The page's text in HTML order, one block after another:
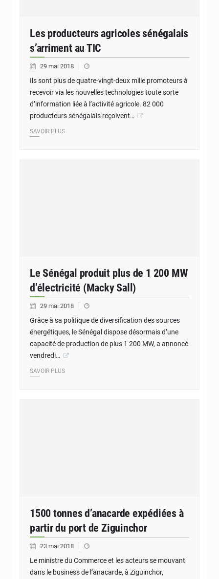
Les producteurs agricoles sénégalais
s’arriment au TIC
29 mai 2018
Ils sont plus de quatre-vingt-deux mille promoteurs à
recevoir via les nouvelles technologies toute sorte
d’information liée à l’activité agricole. 82 000
producteurs sénégalais reçoivent…
SAVOIR PLUS
Le Sénégal produit plus de 1 200 MW
d’électricité (Macky Sall)
29 mai 2018
Grâce à sa politique de diversification des sources
énergétiques, le Sénégal dispose désormais d’une
capacité de production de plus 1 200 MW, a annoncé
vendredi…
SAVOIR PLUS
1500 tonnes d’anacarde expédiées à
partir du port de Ziguinchor
23 mai 2018
Le ministre du Commerce et les acteurs se mouvant
dans le business de l’anacarde, à Ziguinchor,